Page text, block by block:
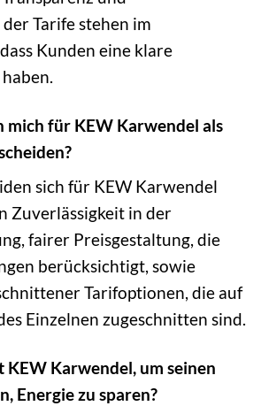
Tarife stehen im
Kunden eine klare
mich für KEW Karwendel als
sich für KEW Karwendel
Zuverlässigkeit in der
fairer Preisgestaltung, die
berücksichtigt, sowie
Tarifoptionen, die auf
Einzelnen zugeschnitten sind.
Karwendel, um seinen
Energie zu sparen?